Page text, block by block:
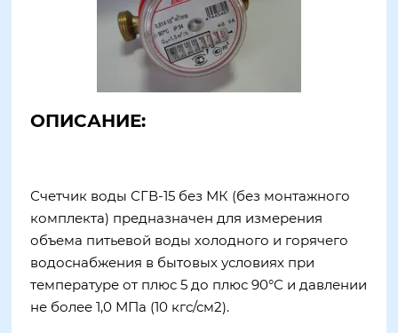
ОПИСАНИЕ:
Счетчик воды СГВ-15 без МК (без монтажного
комплекта) предназначен для измерения
объема питьевой воды холодного и горячего
водоснабжения в бытовых условиях при
температуре от плюс 5 до плюс 90°С и давлении
не более 1,0 МПа (10 кгс/см2).